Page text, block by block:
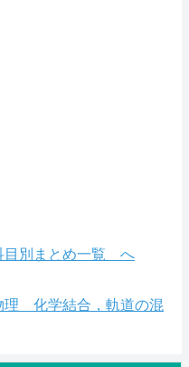
目別まとめ一覧 へ
化学結合，軌道の混